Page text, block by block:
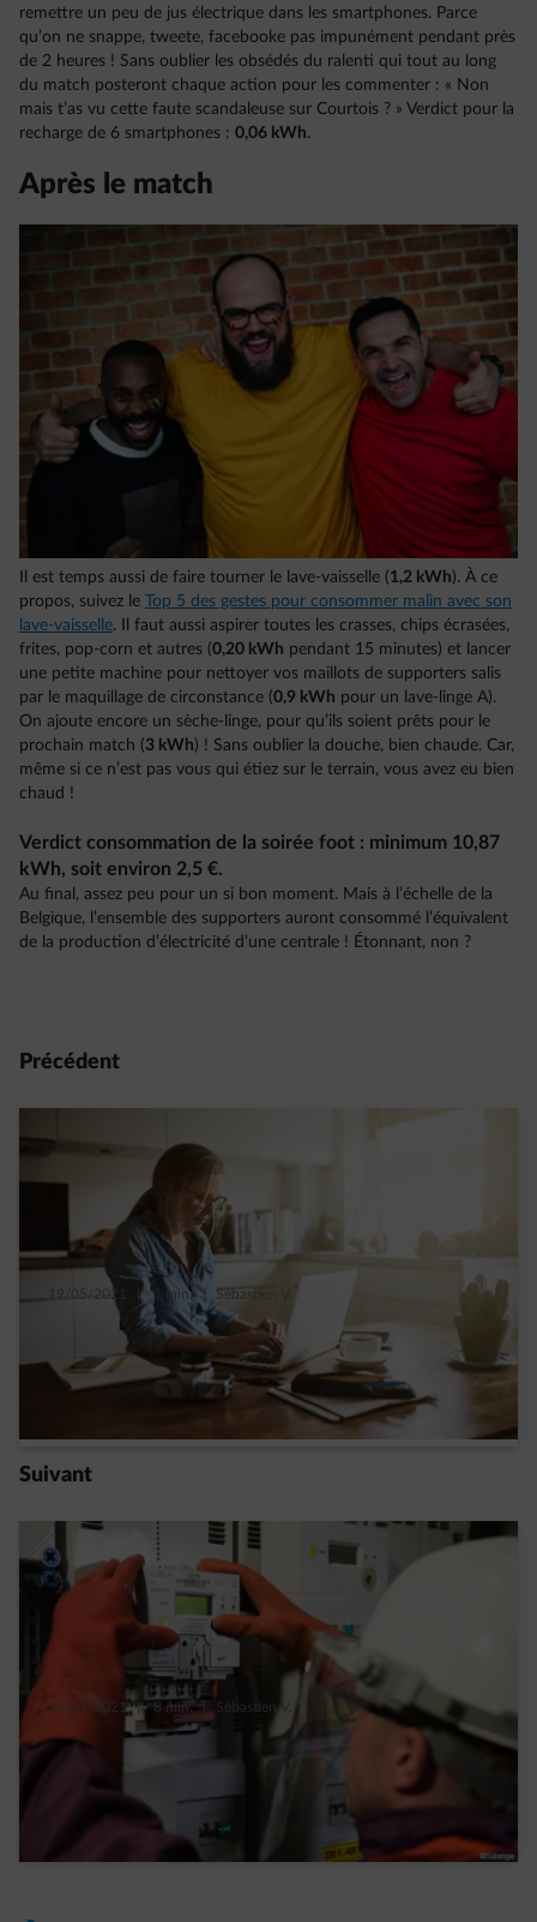
remettre un peu de jus électrique dans les smartphones. Parce
qu’on ne snappe, tweete, facebooke pas impunément pendant près
de 2 heures ! Sans oublier les obsédés du ralenti qui tout au long
du match posteront chaque action pour les commenter : « Non
mais t’as vu cette faute scandaleuse sur Courtois ? » Verdict pour la
recharge de 6 smartphones : 0,06 kWh.
Après le match
Il est temps aussi de faire tourner le lave-vaisselle (1,2 kWh). À ce
propos, suivez le Top 5 des gestes pour consommer malin avec son
lave-vaisselle. Il faut aussi aspirer toutes les crasses, chips écrasées,
frites, pop-corn et autres (0,20 kWh pendant 15 minutes) et lancer
une petite machine pour nettoyer vos maillots de supporters salis
par le maquillage de circonstance (0,9 kWh pour un lave-linge A).
On ajoute encore un sèche-linge, pour qu’ils soient prêts pour le
prochain match (3 kWh) ! Sans oublier la douche, bien chaude. Car,
même si ce n’est pas vous qui étiez sur le terrain, vous avez eu bien
chaud !
Verdict consommation de la soirée foot : minimum 10,87
kWh, soit environ 2,5 €.
Au final, assez peu pour un si bon moment. Mais à l’échelle de la
Belgique, l’ensemble des supporters auront consommé l’équivalent
de la production d’électricité d’une centrale ! Étonnant, non ?
Précédent
19/05/2021 | 1 min. | Sébastien V.
Comment réduire l’impact du télétravail sur
votre conso de gaz et d’électricité ?
Suivant
11/01/2021 | 8 min. | Sébastien V.
Compteur digital en Belgique : quand, prix,
refus de l’installer, panneaux solaires
Read more